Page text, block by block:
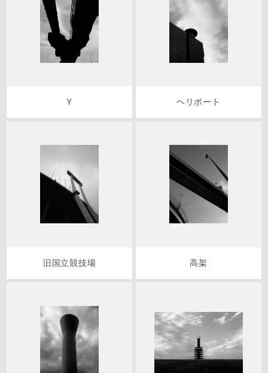
Y ヘリポート
旧国立競技場 高架